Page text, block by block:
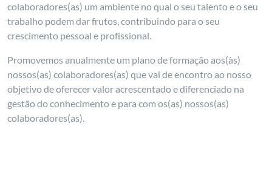
colaboradores(as) um ambiente no qual o seu talento e o seu
trabalho podem dar frutos, contribuindo para o seu
crescimento pessoal e profissional.
Promovemos anualmente um plano de formação aos(às)
nossos(as) colaboradores(as) que vai de encontro ao nosso
objetivo de oferecer valor acrescentado e diferenciado na
gestão do conhecimento e para com os(as) nossos(as)
colaboradores(as).